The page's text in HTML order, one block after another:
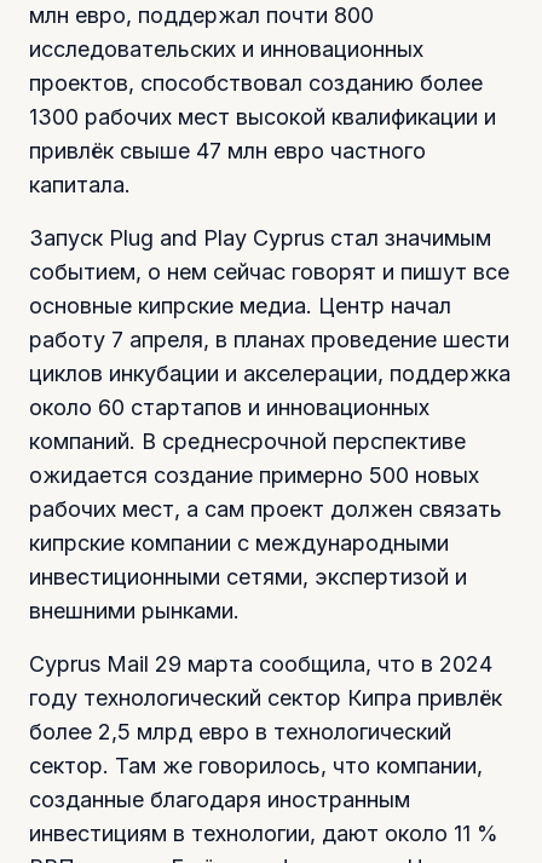
млн евро, поддержал почти 800
исследовательских и инновационных
проектов, способствовал созданию более
1300 рабочих мест высокой квалификации и
привлёк свыше 47 млн евро частного
капитала.
Запуск Plug and Play Cyprus стал значимым
событием, о нем сейчас говорят и пишут все
основные кипрские медиа. Центр начал
работу 7 апреля, в планах проведение шести
циклов инкубации и акселерации, поддержка
около 60 стартапов и инновационных
компаний. В среднесрочной перспективе
ожидается создание примерно 500 новых
рабочих мест, а сам проект должен связать
кипрские компании с международными
инвестиционными сетями, экспертизой и
внешними рынками.
Cyprus Mail 29 марта сообщила, что в 2024
году технологический сектор Кипра привлёк
более 2,5 млрд евро в технологический
сектор. Там же говорилось, что компании,
созданные благодаря иностранным
инвестициям в технологии, дают около 11 %